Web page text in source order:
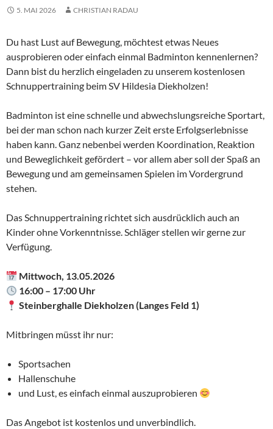
5. MAI 2026 CHRISTIAN RADAU
Du hast Lust auf Bewegung, möchtest etwas Neues
ausprobieren oder einfach einmal Badminton kennenlernen?
Dann bist du herzlich eingeladen zu unserem kostenlosen
Schnuppertraining beim SV Hildesia Diekholzen!
Badminton ist eine schnelle und abwechslungsreiche Sportart,
bei der man schon nach kurzer Zeit erste Erfolgserlebnisse
haben kann. Ganz nebenbei werden Koordination, Reaktion
und Beweglichkeit gefördert – vor allem aber soll der Spaß an
Bewegung und am gemeinsamen Spielen im Vordergrund
stehen.
Das Schnuppertraining richtet sich ausdrücklich auch an
Kinder ohne Vorkenntnisse. Schläger stellen wir gerne zur
Verfügung.
Mittwoch, 13.05.2026
16:00 – 17:00 Uhr
Steinberghalle Diekholzen (Langes Feld 1)
Mitbringen müsst ihr nur:
Sportsachen
Hallenschuhe
und Lust, es einfach einmal auszuprobieren
Das Angebot ist kostenlos und unverbindlich.